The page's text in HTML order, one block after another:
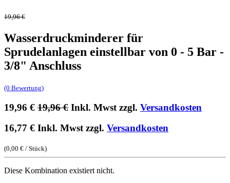
19,96€
Wasserdruckminderer für
Sprudelanlagen einstellbar von 0 - 5 Bar -
3/8" Anschluss
(0 Bewertung)
19,96 € 19,96€ Inkl. Mwst zzgl. Versandkosten
16,77 € Inkl. Mwst zzgl. Versandkosten
(0,00 € / Stück)
Diese Kombination existiert nicht.